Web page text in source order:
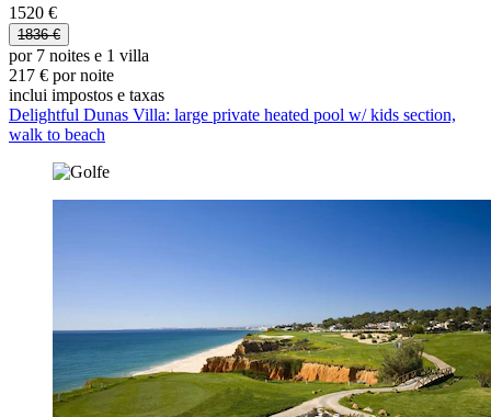
1520 €
1836 €
por 7 noites e 1 villa
217 € por noite
inclui impostos e taxas
Delightful Dunas Villa: large private heated pool w/ kids section,
walk to beach